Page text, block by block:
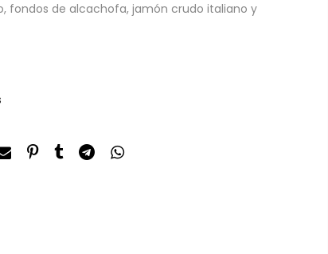
fondos de alcachofa, jamón crudo italiano y